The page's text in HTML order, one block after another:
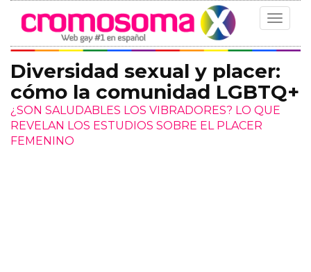
Toggle
Diversidad sexual y placer:
cómo la comunidad LGBTQ+
¿SON SALUDABLES LOS VIBRADORES? LO QUE
REVELAN LOS ESTUDIOS SOBRE EL PLACER
FEMENINO